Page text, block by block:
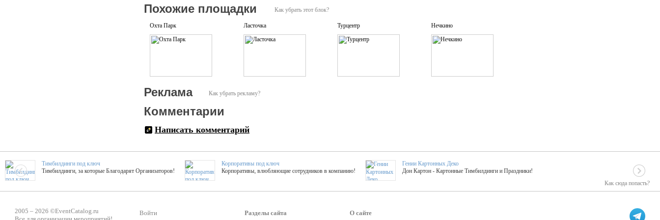
Как убрать этот блок?
Похожие площадки
Охта Парк Ласточка Турцентр Нечкино
Как убрать рекламу?
Реклама
Комментарии
Написать комментарий
Как сюда попасть?
Тимбилдинги под ключ
Тимбилдинги, за которые Благодарят Организаторов!
Корпоративы под ключ
Корпоративы, влюбляющие сотрудников в компанию!
Гении Картонных Деко
Дон Картон - Картонные Тимбилдинги и Праздники!
ТОПовые мастер-классы на мероприятие! Гибкие цены!
2005 – 2026 ©EventCatalog.ru
Войти Разделы сайта О сайте